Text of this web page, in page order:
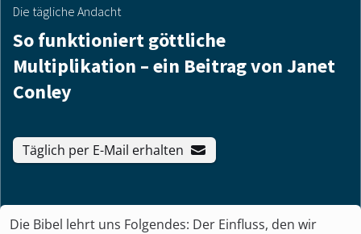
Die tägliche Andacht
So funktioniert göttliche
Multiplikation – ein Beitrag von Janet
Conley
Täglich per E-Mail erhalten
Die Bibel lehrt uns Folgendes: Der Einfluss, den wir